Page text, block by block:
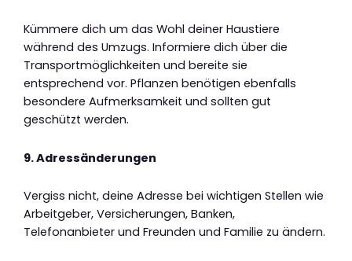
Kümmere dich um das Wohl deiner Haustiere
während des Umzugs. Informiere dich über die
Transportmöglichkeiten und bereite sie
entsprechend vor. Pflanzen benötigen ebenfalls
besondere Aufmerksamkeit und sollten gut
geschützt werden.
9. Adressänderungen
Vergiss nicht, deine Adresse bei wichtigen Stellen wie
Arbeitgeber, Versicherungen, Banken,
Telefonanbieter und Freunden und Familie zu ändern.